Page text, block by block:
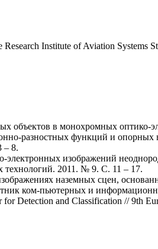
Research Institute of Aviation Systems
объектов в монохромных оптико-
разностных функций и опорных
– 8.
электронных изображений
2011. № 9. С. 11 – 17.
наземных сцен,
ком-пьютерных и
Detection and Classification // 9th